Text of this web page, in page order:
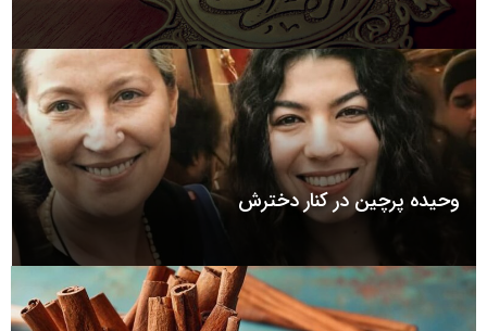
وحیده پرچین در کنار دخترش